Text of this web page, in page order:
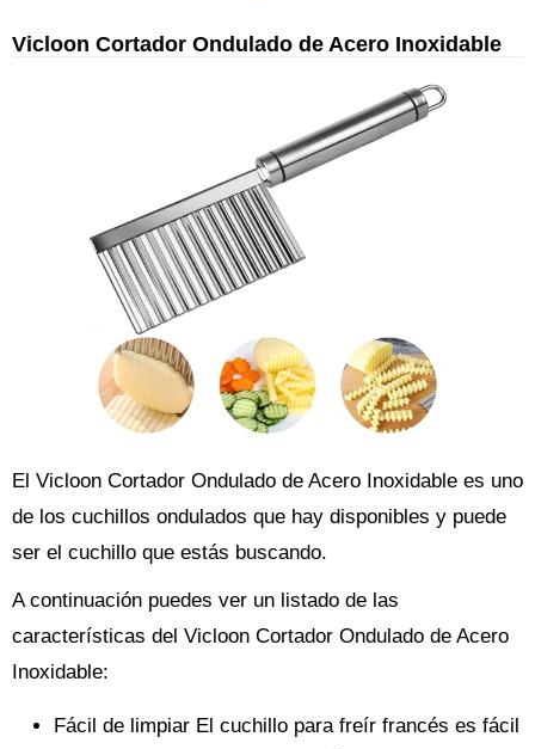
Vicloon Cortador Ondulado de Acero Inoxidable
El Vicloon Cortador Ondulado de Acero Inoxidable es uno
de los cuchillos ondulados que hay disponibles y puede
ser el cuchillo que estás buscando.
A continuación puedes ver un listado de las
características del Vicloon Cortador Ondulado de Acero
Inoxidable:
Fácil de limpiar El cuchillo para freír francés es fácil